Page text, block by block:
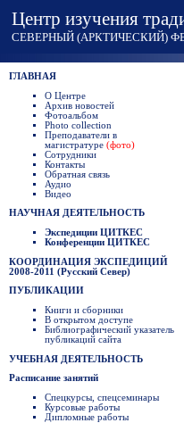
Центр изучения
СЕВЕРНЫЙ (АРКТИЧЕСКИЙ)
ГЛАВНАЯ
О Центре
Архив новостей
Фотоальбом
Photo collection
Преподаватели в
магистратуре (фото)
Сотрудники
Контакты
Обратная связь
Аудио
Видео
НАУЧНАЯ ДЕЯТЕЛЬНОСТЬ
Экспедиции ЦИТКЕС
Конференции ЦИТКЕС
КООРДИНАЦИЯ ЭКСПЕДИЦИЙ
2008-2011 (Русский Север)
ПУБЛИКАЦИИ
Книги и сборники
В открытом доступе
Библиографический указатель
публикаций сайта
УЧЕБНАЯ ДЕЯТЕЛЬНОСТЬ
Расписание занятий
Спецкурсы, спецсеминары
Курсовые работы
Дипломные работы